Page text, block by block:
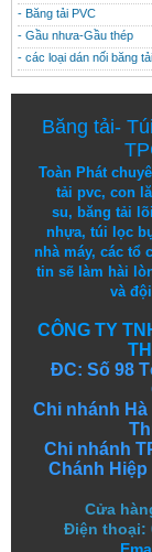
- Băng tải PVC
- Gầu nhưa-Gầu thép
- các loại dán nối băng tải
Băng tải-
Toàn Phát
tải pvc,con
su, băng tải
nhựa, túi lọc
nhà máy, các tổ
tin sẽ làm hài
vàđội
CÔNG TY
ĐC: Số 98
Chi nhánh Hà
Chi nhánh
Chánh
Cửa
Điện thoại: